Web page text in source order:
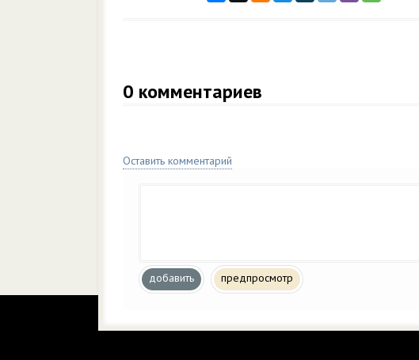
0 комментариев
Оставить комментарий
добавить предпросмотр